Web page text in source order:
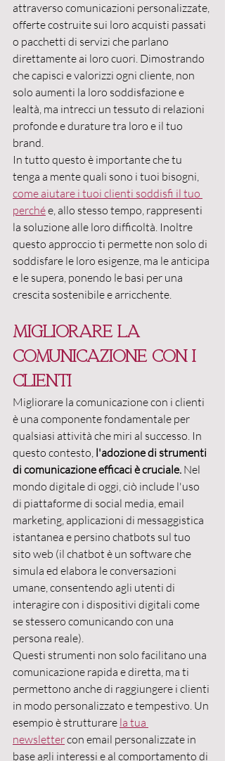
attraverso comunicazioni personalizzate,
offerte costruite sui loro acquisti passati
o pacchetti di servizi che parlano
direttamente ai loro cuori. Dimostrando
che capisci e valorizzi ogni cliente, non
solo aumenti la loro soddisfazione e
lealtà, ma intrecci un tessuto di relazioni
profonde e durature tra loro e il tuo
brand.
In tutto questo è importante che tu
tenga a mente quali sono i tuoi bisogni,
come aiutare i tuoi clienti soddisfi il tuo
perchée, allo stesso tempo, rappresenti
la soluzione alle loro difficoltà. Inoltre
questo approccio ti permette non solo di
soddisfare le loro esigenze, ma le anticipa
e le supera, ponendo le basi per una
crescita sostenibile e arricchente.
Migliorare la
comunicazione con i
clienti
Migliorare la comunicazione con i clienti
è una componente fondamentale per
qualsiasi attività che miri al successo. In
questo contesto, l'adozione di strumenti
di comunicazione efficaci è cruciale. Nel
mondo digitale di oggi, ciò include l'uso
di piattaforme di social media, email
marketing, applicazioni di messaggistica
istantanea e persino chatbots sul tuo
sito web (il chatbot è un software che
simula ed elabora le conversazioni
umane, consentendo agli utenti di
interagire con i dispositivi digitali come
se stessero comunicando con una
persona reale).
Questi strumenti non solo facilitano una
comunicazione rapida e diretta, ma ti
permettono anche di raggiungere i clienti
in modo personalizzato e tempestivo. Un
esempio è strutturare la tua
newsletter con email personalizzate in
base agli interessi e al comportamento di